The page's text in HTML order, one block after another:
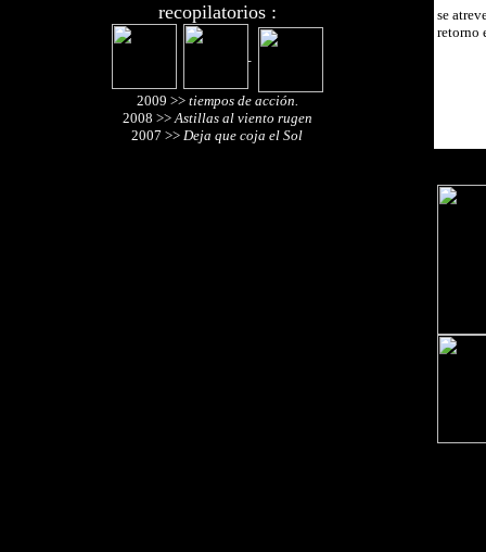
recopilatorios :
2009 >> tiempos de acción.
2008 >> Astillas al viento rugen
2007 >> Deja que coja el Sol
se
retorno